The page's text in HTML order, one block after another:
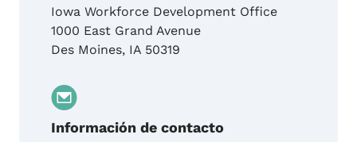
Iowa Workforce Development Office
1000 East Grand Avenue
Des Moines, IA 50319
Información de contacto